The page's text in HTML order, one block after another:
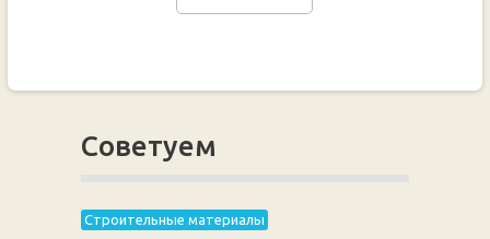
Советуем
Строительные материалы